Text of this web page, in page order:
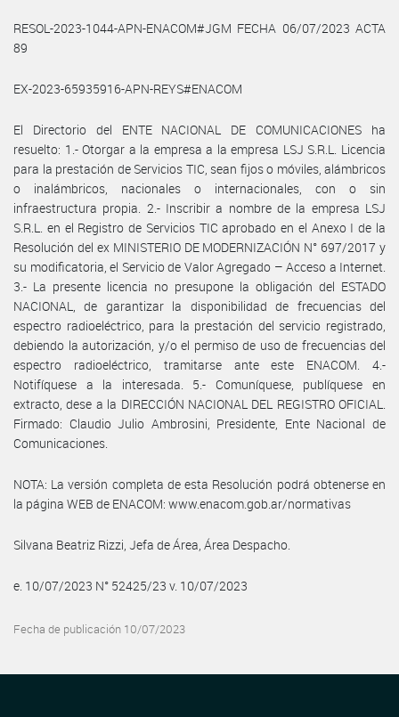
RESOL-2023-1044-APN-ENACOM#JGM FECHA 06/07/2023 ACTA
89
EX-2023-65935916-APN-REYS#ENACOM
El Directorio del ENTE NACIONAL DE COMUNICACIONES ha
resuelto: 1.- Otorgar a la empresa a la empresa LSJ S.R.L. Licencia
para la prestación de Servicios TIC, sean fijos o móviles, alámbricos
o inalámbricos, nacionales o internacionales, con o sin
infraestructura propia. 2.- Inscribir a nombre de la empresa LSJ
S.R.L. en el Registro de Servicios TIC aprobado en el Anexo I de la
Resolución del ex MINISTERIO DE MODERNIZACIÓN N° 697/2017 y
su modificatoria, el Servicio de Valor Agregado – Acceso a Internet.
3.- La presente licencia no presupone la obligación del ESTADO
NACIONAL, de garantizar la disponibilidad de frecuencias del
espectro radioeléctrico, para la prestación del servicio registrado,
debiendo la autorización, y/o el permiso de uso de frecuencias del
espectro radioeléctrico, tramitarse ante este ENACOM. 4.-
Notifíquese a la interesada. 5.- Comuníquese, publíquese en
extracto, dese a la DIRECCIÓN NACIONAL DEL REGISTRO OFICIAL.
Firmado: Claudio Julio Ambrosini, Presidente, Ente Nacional de
Comunicaciones.
NOTA: La versión completa de esta Resolución podrá obtenerse en
la página WEB de ENACOM: www.enacom.gob.ar/normativas
Silvana Beatriz Rizzi, Jefa de Área, Área Despacho.
e. 10/07/2023 N° 52425/23 v. 10/07/2023
Fecha de publicación 10/07/2023